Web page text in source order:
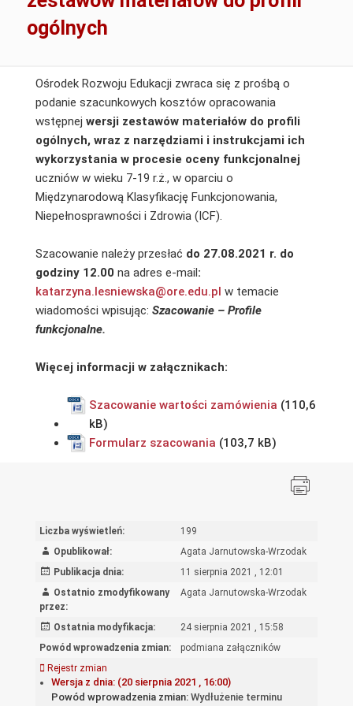
ogólnych
Ośrodek Rozwoju Edukacji zwraca się z prośbą o
podanie szacunkowych kosztów opracowania
wstępnej wersji zestawów materiałów do profili
ogólnych, wraz z narzędziami i instrukcjami ich
wykorzystania w procesie oceny funkcjonalnej
uczniów w wieku 7-19 r.ż., w oparciu o
Międzynarodową Klasyfikację Funkcjonowania,
Niepełnosprawności i Zdrowia (ICF).
Szacowanie należy przesłać do 27.08.2021 r. do
godziny 12.00 na adres e-mail:
katarzyna.lesniewska@ore.edu.pl w temacie
wiadomości wpisując: Szacowanie – Profile
funkcjonalne.
Więcej informacji w załącznikach:
Szacowanie wartości zamówienia
Formularz szacowania
Liczba wyświetleń:
199
Opublikował:
Agata Jarnutowska-Wrzodak
Publikacja dnia:
11 sierpnia 2021 , 12:01
Ostatnio zmodyfikowany
przez:
Agata Jarnutowska-Wrzodak
Ostatnia modyfikacja:
24 sierpnia 2021 , 15:58
Powód wprowadzenia zmian:
podmiana załączników
Rejestr zmian
Wersja z dnia: (20 sierpnia 2021 , 16:00)
Powód wprowadzenia zmian: Wydłużenie terminu